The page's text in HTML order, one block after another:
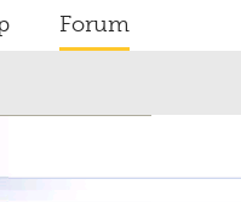
Forum